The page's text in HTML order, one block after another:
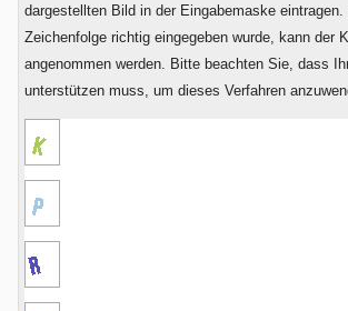
dargestellten Bild in der Eingabemaske eintragen.
Zeichenfolge richtig eingegeben wurde, kann der
angenommen werden. Bitte beachten Sie, dass
unterstützen muss, um dieses Verfahren